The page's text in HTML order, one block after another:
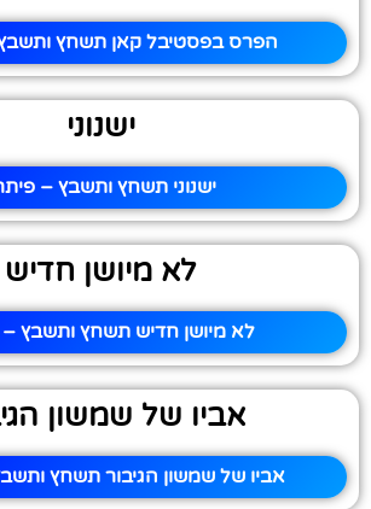
הפרס בפסטיבל קאן תשחץ ותשבץ
ישנוני
ישנוני תשחץ ותשבץ –
לא מיושן חדיש
לא מיושן חדיש תשחץ ותשבץ –
אביו של שמשון
אביו של שמשון הגיבור תשחץ